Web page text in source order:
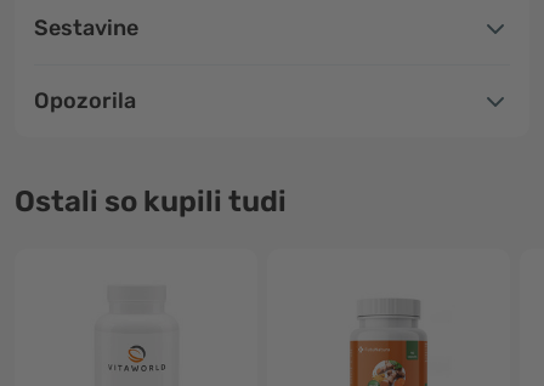
Sestavine
Opozorila
Ostali so kupili tudi